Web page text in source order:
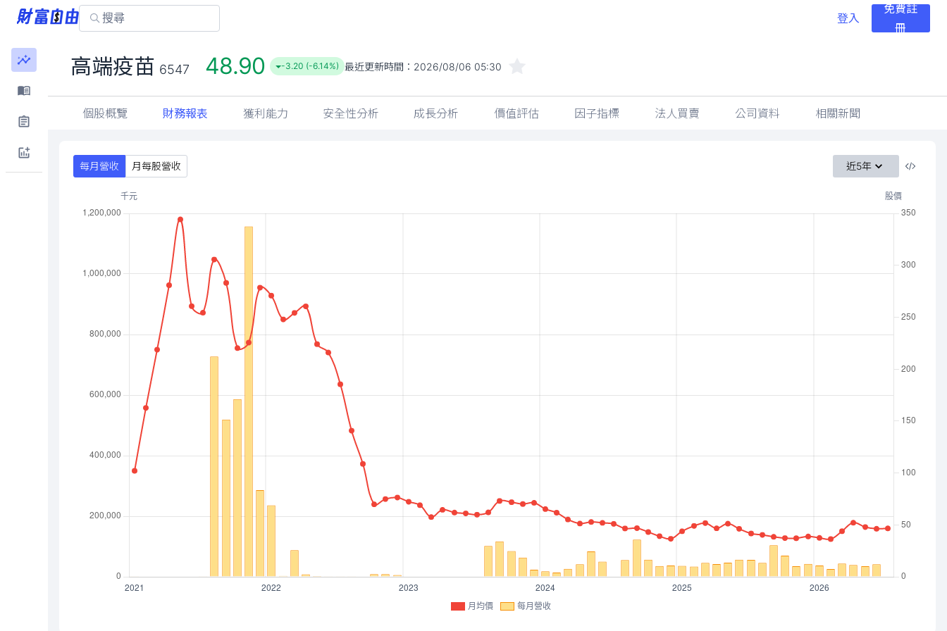
登入
免費註
冊
高端疫苗 6547 48.90 -3.20 (-6.14%) 最近更新時間： 2026/08/06 05:30
個股概覽 財務報表 獲利能力 安全性分析 成長分析 價值評估 因子指標 法人買賣 公司資料 相關新聞
每月營收 月每股營收 近5年
月均價 每月營收